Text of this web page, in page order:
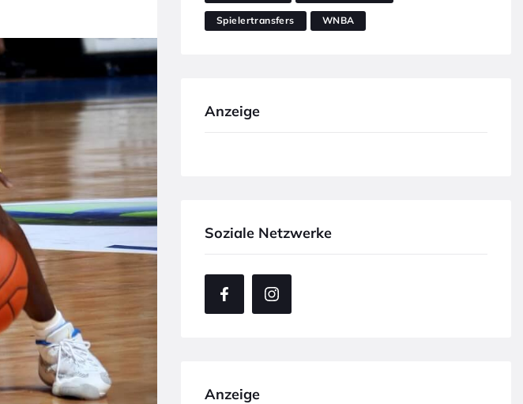
Spielertransfers WNBA
Anzeige
Soziale Netzwerke
Anzeige